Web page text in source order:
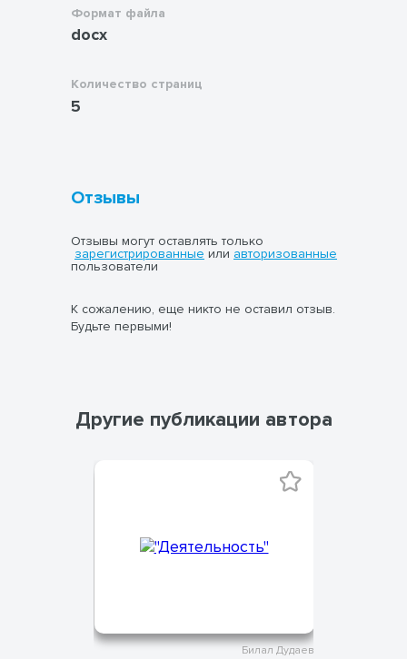
Формат файла
docx
Количество страниц
5
Отзывы
Отзывы могут оставлять только
зарегистрированные или авторизованные
пользователи
К сожалению, еще никто не оставил отзыв.
Будьте первыми!
Другие публикации автора
Билал Дудаев